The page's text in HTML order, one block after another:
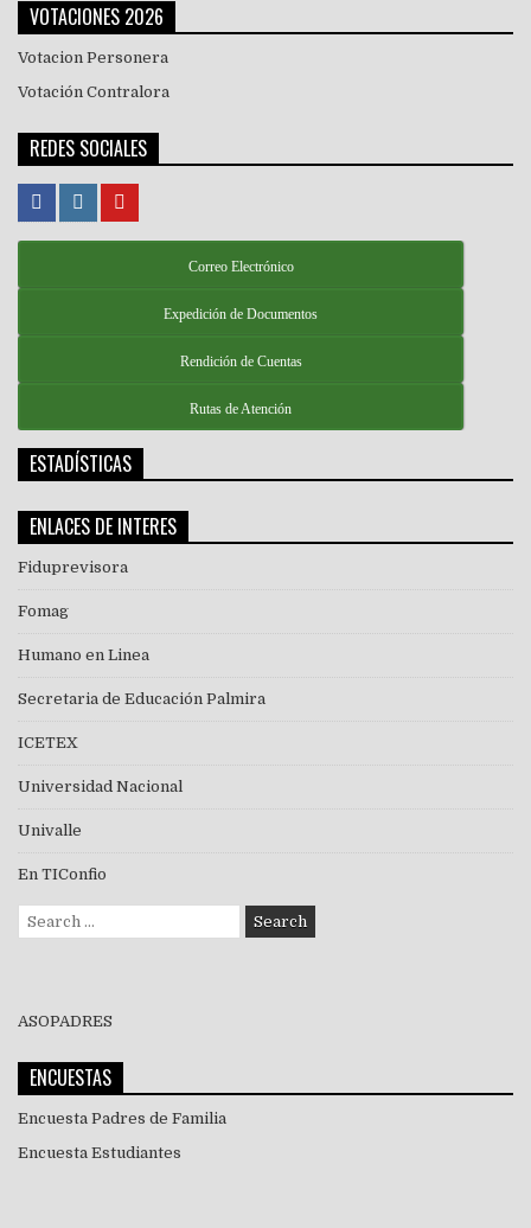
VOTACIONES 2026
Votacion Personera
Votación Contralora
REDES SOCIALES
Correo Electrónico
Expedición de Documentos
Rendición de Cuentas
Rutas de Atención
ESTADÍSTICAS
ENLACES DE INTERES
Fiduprevisora
Fomag
Humano en Linea
Secretaria de Educación Palmira
ICETEX
Universidad Nacional
Univalle
En TIConfio
Search
for:
ASOPADRES
ENCUESTAS
Encuesta Padres de Familia
Encuesta Estudiantes